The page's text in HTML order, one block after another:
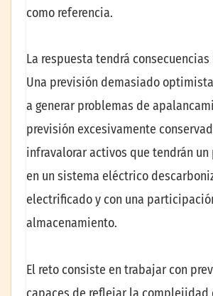
como referencia.
La respuesta tendrá
Una previsión demasiado
a generar problemas de
previsión excesivamente
infravalorar activos que tendrán
en un sistema eléctrico
electrificado y con una
almacenamiento.
El reto consiste en trabajar con
capaces de reflejar la complejidad